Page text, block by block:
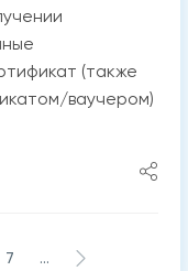
(также
ваучером)
7 ...